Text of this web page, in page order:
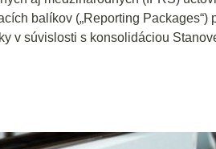
balíkov („Reporting Packages“)
v súvislosti s konsolidáciou